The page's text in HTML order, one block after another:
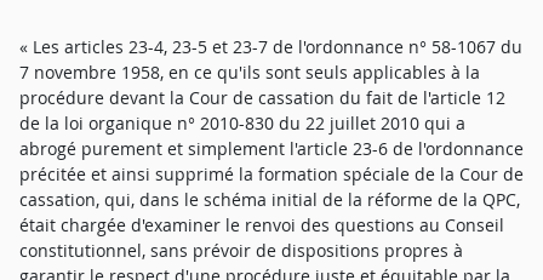
« Les articles 23-4, 23-5 et 23-7 de l'ordonnance n° 58-1067 du
7 novembre 1958, en ce qu'ils sont seuls applicables à la
procédure devant la Cour de cassation du fait de l'article 12
de la loi organique n° 2010-830 du 22 juillet 2010 qui a
abrogé purement et simplement l'article 23-6 de l'ordonnance
précitée et ainsi supprimé la formation spéciale de la Cour de
cassation, qui, dans le schéma initial de la réforme de la QPC,
était chargée d'examiner le renvoi des questions au Conseil
constitutionnel, sans prévoir de dispositions propres à